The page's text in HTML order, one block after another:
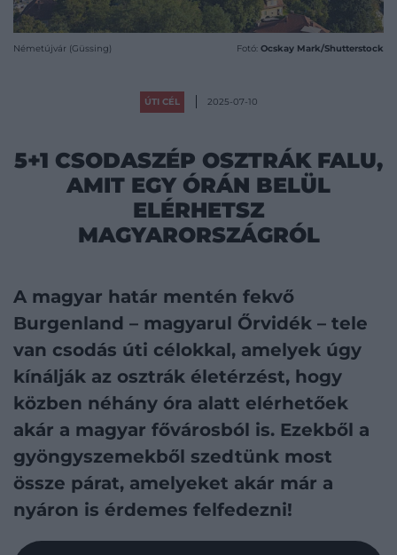
Németújvár (Güssing) Fotó: Ocskay Mark/Shutterstock
ÚTI CÉL 2025-07-10
5+1 CSODASZÉP OSZTRÁK FALU,
AMIT EGY ÓRÁN BELÜL
ELÉRHETSZ
MAGYARORSZÁGRÓL
A magyar határ mentén fekvő
Burgenland – magyarul Őrvidék – tele
van csodás úti célokkal, amelyek úgy
kínálják az osztrák életérzést, hogy
közben néhány óra alatt elérhetőek
akár a magyar fővárosból is. Ezekből a
gyöngyszemekből szedtünk most
össze párat, amelyeket akár már a
nyáron is érdemes felfedezni!